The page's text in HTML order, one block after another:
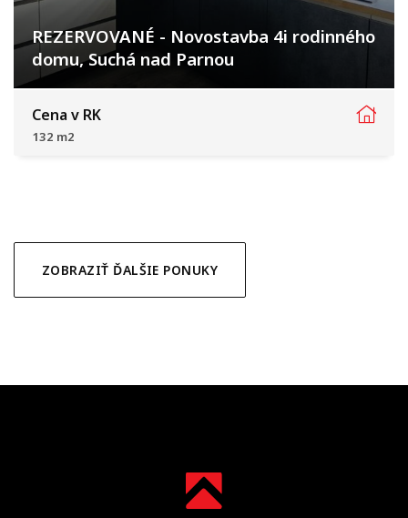
REZERVOVANÉ - Novostavba 4i rodinného
domu, Suchá nad Parnou
Vlčia dolina, Suchá nad Parnou
Cena v RK
132 m2
ZOBRAZIŤ ĎALŠIE PONUKY